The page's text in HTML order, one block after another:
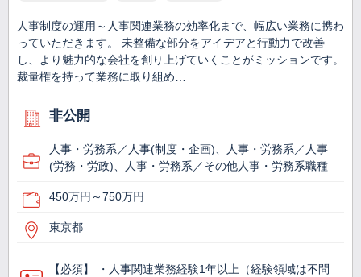
人事制度の運用～人事関連業務の効率化まで、幅広い業務に携わ
っていただきます。 未整備な部分をアイデアと行動力で改善
し、より魅力的な会社を創り上げていくことがミッションです。
裁量権を持って業務に取り組め…
非公開
人事・労務系／人事(制度・企画)、人事・労務系／人事
(労務・労政)、人事・労務系／その他人事・労務系職種
450万円～750万円
東京都
【必須】 ・人事関連業務経験1年以上（経験領域は不問